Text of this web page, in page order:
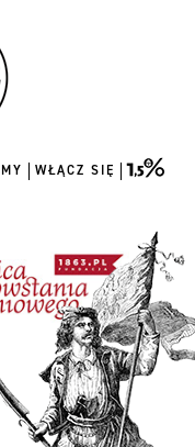
WŁĄCZ SIĘ